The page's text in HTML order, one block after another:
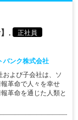
. 正社員
バンク株式会社
よび子会社は、ソ
革命で人々を幸せ
革命を通じた人類と